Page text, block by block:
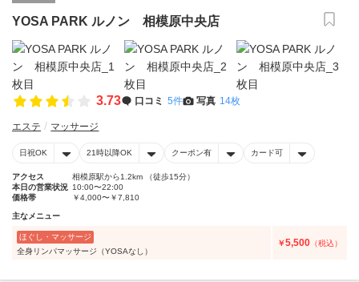
YOSA PARK ルノン 相模原中央店
3.73 口コミ 5件 写真 14枚
エステ マッサージ
日祝OK 21時以降OK クーポン有 カード可
アクセス
相模原駅から1.2km （徒歩15分）
本日の営業状況 10:00〜22:00
価格帯
￥4,000〜￥7,810
主なメニュー
ほぐし・マッサージ
全身リンパマッサージ（YOSAなし）
￥5,500 （税込）